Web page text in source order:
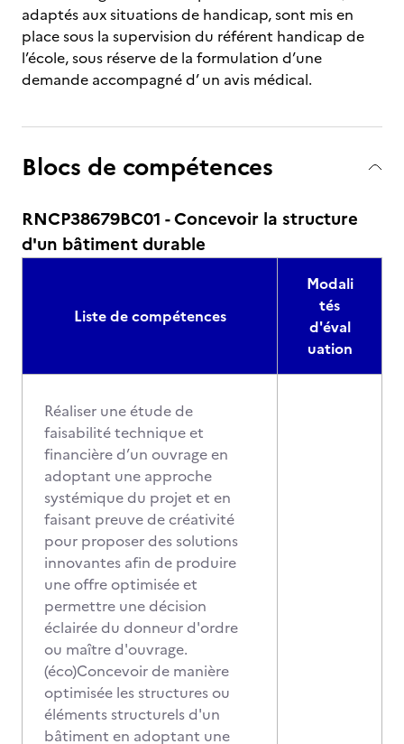
adaptés aux situations de handicap, sont mis en
place sous la supervision du référent handicap de
l’école, sous réserve de la formulation d’une
demande accompagné d’ un avis médical.
Blocs de compétences
RNCP38679BC01 - Concevoir la structure
d'un bâtiment durable
Liste de compétences
Modali
tés
d'éval
uation
Réaliser une étude de
faisabilité technique et
financière d’un ouvrage en
adoptant une approche
systémique du projet et en
faisant preuve de créativité
pour proposer des solutions
innovantes afin de produire
une offre optimisée et
permettre une décision
éclairée du donneur d'ordre
ou maître d'ouvrage.
(éco)Concevoir de manière
optimisée les structures ou
éléments structurels d'un
bâtiment en adoptant une